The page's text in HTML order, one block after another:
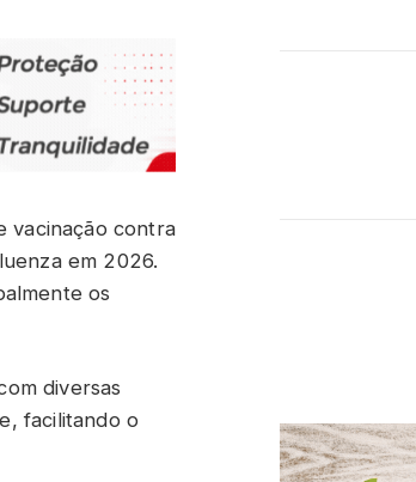
vacinação contra
em 2026.
os
diversas
facilitando o